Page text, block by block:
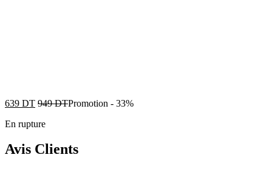
639 DT 949DTPromotion - 33%
En rupture
Avis Clients